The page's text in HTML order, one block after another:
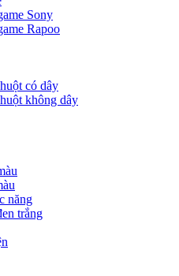
Sony
Rapoo
có dây
không dây
năng
trắng